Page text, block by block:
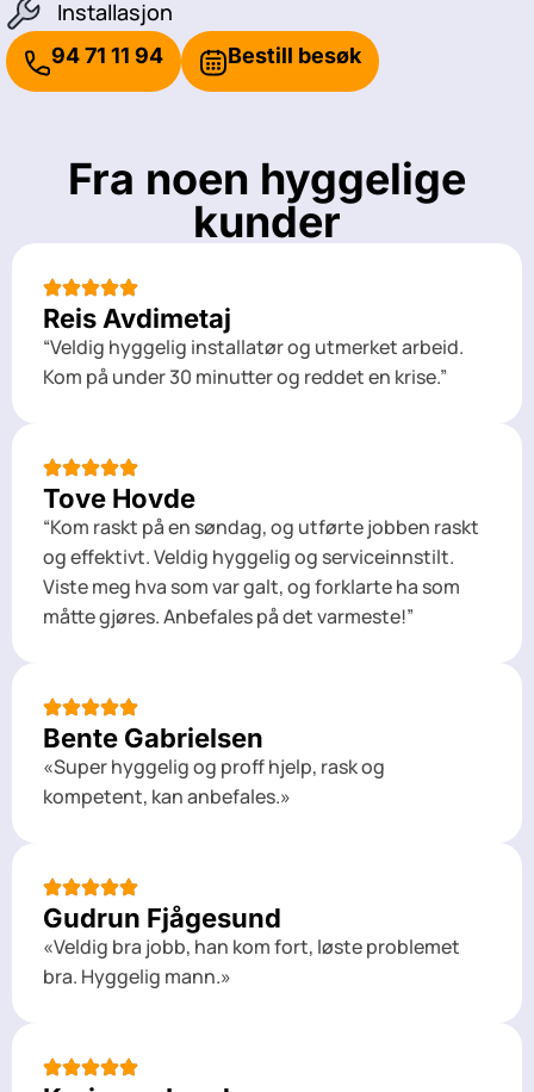
Installasjon
94 71 11 94 Bestill besøk
Fra noen hyggelige
kunder
Reis Avdimetaj
“Veldig hyggelig installatør og utmerket arbeid.
Kom på under 30 minutter og reddet en krise.”
Tove Hovde
“Kom raskt på en søndag, og utførte jobben raskt
og effektivt. Veldig hyggelig og serviceinnstilt.
Viste meg hva som var galt, og forklarte ha som
måtte gjøres. Anbefales på det varmeste!”
Bente Gabrielsen
«Super hyggelig og proff hjelp, rask og
kompetent, kan anbefales.»
Gudrun Fjågesund
«Veldig bra jobb, han kom fort, løste problemet
bra. Hyggelig mann.»